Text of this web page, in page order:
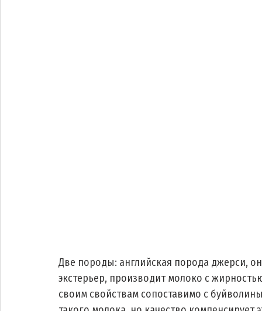
Две породы: английская порода джерси,
экстерьер, производит молоко с
своим свойствам сопоставимо с